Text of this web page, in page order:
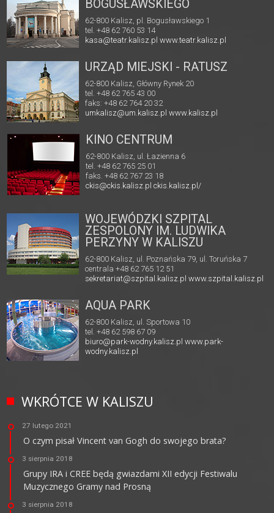
BOGUSŁAWSKIEGO
62-800 Kalisz, pl. Bogusławskiego 1
tel. +48 62 760 53 14
kasa@teatr.kalisz.pl www.teatr.kalisz.pl
URZĄD MIEJSKI - RATUSZ
62-800 Kalisz, Główny Rynek 20
tel. +48 62 765 43 00
faks: +48 62 764 20 32
umkalisz@um.kalisz.plwww.kalisz.pl
KINO CENTRUM
62-800 Kalisz, ul. Łazienna 6
tel. +48 62 765 25 01
faks. +48 62 767 23 18
ckis@ckis.kalisz.pl ckis.kalisz.pl/
WOJEWÓDZKI SZPITAL
ZESPOLONY IM. LUDWIKA
PERZYNY W KALISZU
62-800 Kalisz, ul. Poznańska 79, ul. Toruńska 7
centrala +48 62 765 12 51
sekretariat@szpital.kalisz.pl www.szpital.kalisz.pl
AQUA PARK
62-800 Kalisz, ul. Sportowa 10
tel. +48 62 598 67 09
biuro@park-wodny.kalisz.pl www.park-
wodny.kalisz.pl
WKRÓTCE W KALISZU
27 lutego 2021
O czym pisał Vincent van Gogh do swojego brata?
3 sierpnia 2018
Grupy IRA i CREE będą gwiazdami XII edycji Festiwalu
Muzycznego Gramy nad Prosną
3 sierpnia 2018